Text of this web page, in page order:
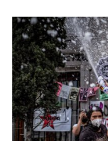
Inhaltskarussell
überspringen